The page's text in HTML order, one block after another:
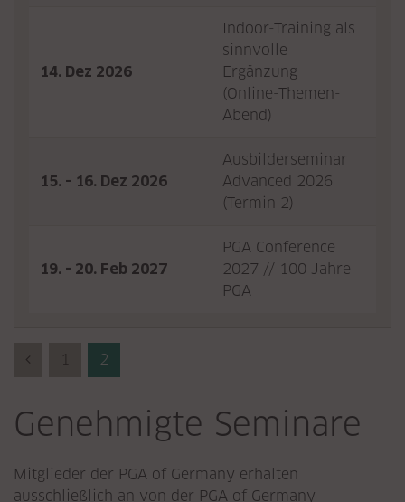
14. Dez 2026
Indoor-Training als
sinnvolle
Ergänzung
(Online-Themen-
Abend)
15. - 16. Dez 2026
Ausbilderseminar
Advanced 2026
(Termin 2)
19. - 20. Feb 2027
PGA Conference
2027 // 100 Jahre
PGA
Previous (Zurück)
1 2
Genehmigte Seminare
Mitglieder der PGA of Germany erhalten
ausschließlich an von der PGA of Germany